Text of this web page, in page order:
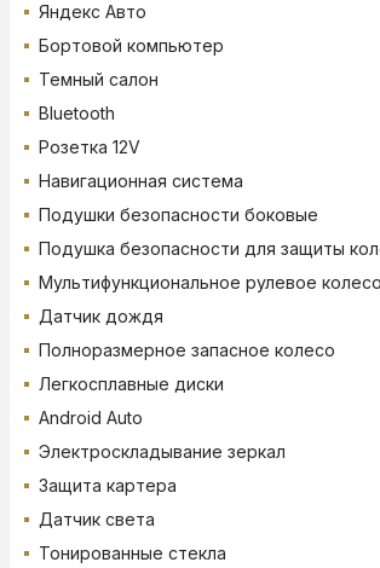
Яндекс Авто
Бортовой компьютер
Темный салон
Bluetooth
Розетка 12V
Навигационная система
Подушки безопасности боковые
Подушка безопасности для защиты
Мультифункциональное рулевое колесо
Датчик дождя
Полноразмерное запасное колесо
Легкосплавные диски
Android Auto
Электроскладывание зеркал
Защита картера
Датчик света
Тонированные стекла